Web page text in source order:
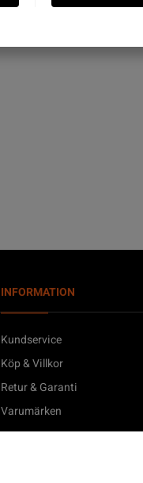
INFORMATION
Kundservice
Köp & Villkor
Retur & Garanti
Varumärken